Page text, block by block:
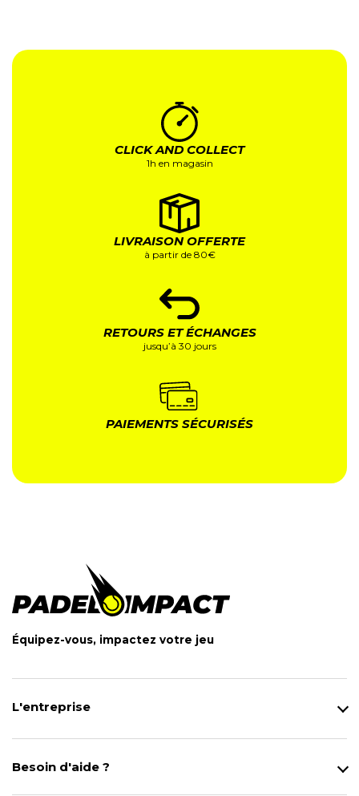
CLICK AND COLLECT
1h en magasin
LIVRAISON OFFERTE
à partir de 80€
RETOURS ET ÉCHANGES
jusqu’à 30 jours
PAIEMENTS SÉCURISÉS
Équipez-vous, impactez votre jeu
L'entreprise
Besoin d'aide ?
Contact